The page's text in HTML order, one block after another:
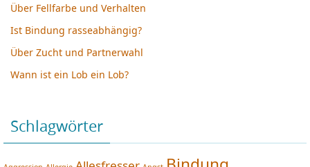
Über Fellfarbe und Verhalten
Ist Bindung rasseabhängig?
Über Zucht und Partnerwahl
Wann ist ein Lob ein Lob?
Schlagwörter